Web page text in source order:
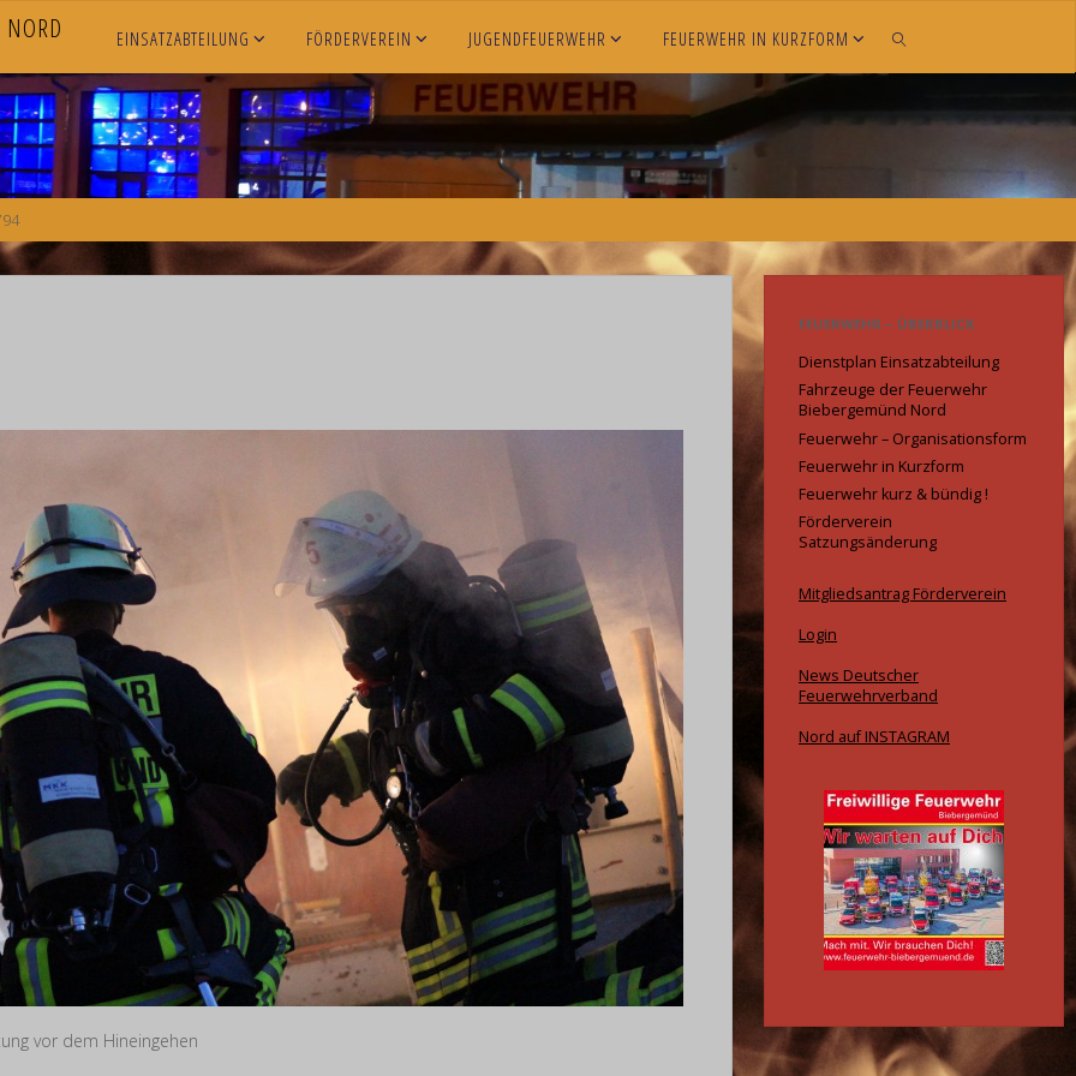
NORD EINSATZABTEILUNG FÖRDERVEREIN JUGENDFEUERWEHR FEUERWEHR IN KURZFORM
vor dem Hineingehen
FEUERWEHR – ÜBERBLICK
Dienstplan Einsatzabteilung
Fahrzeuge der Feuerwehr
Biebergemünd Nord
Feuerwehr – Organisationsform
Feuerwehr in Kurzform
Feuerwehr kurz & bündig !
Förderverein
Satzungsänderung
Mitgliedsantrag Förderverein
Login
News Deutscher
Feuerwehrverband
Nord auf INSTAGRAM